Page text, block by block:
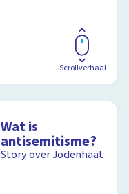
Scrollverhaal
Wat is
antisemitisme?
Story over Jodenhaat